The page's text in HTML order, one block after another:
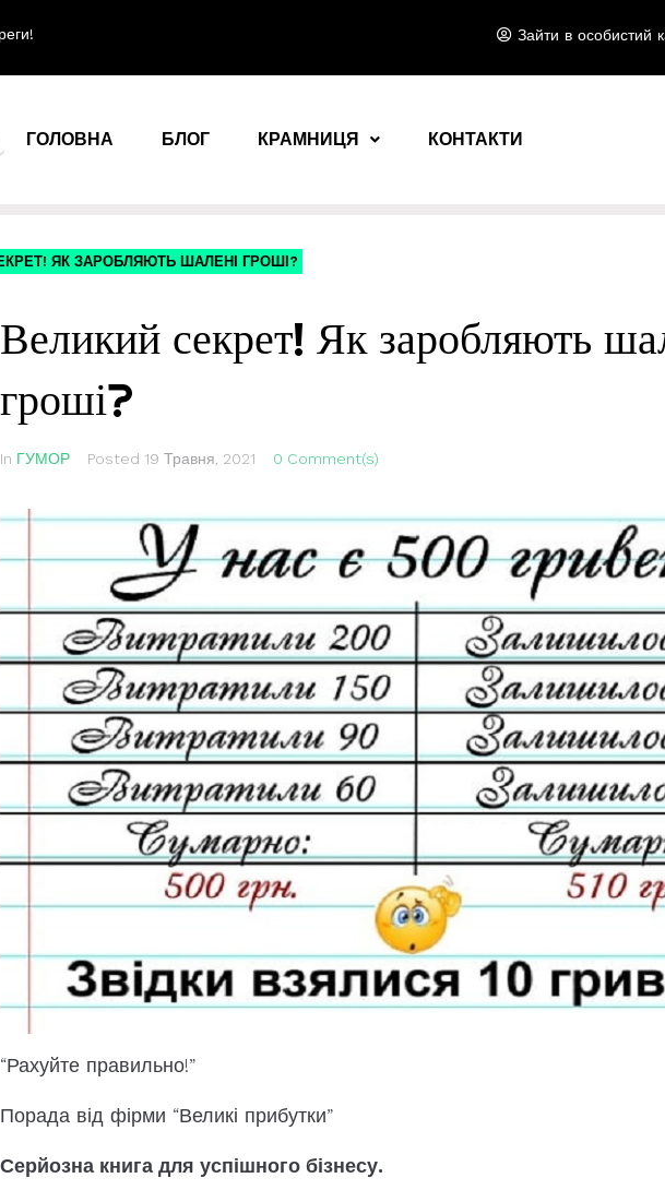
Зайти в особистий
ГОЛОВНА БЛОГ КРАМНИЦЯ КОНТАКТИ
ЯК ЗАРОБЛЯЮТЬ ШАЛЕНІ ГРОШІ?
Великий секрет! Як заробляють
гроші?
In ГУМОР Posted 19 Травня, 2021 0 Comment(s)
“Рахуйте правильно!”
Порада від фірми “Великі прибутки”
Серйозна книга для успішного бізнесу.